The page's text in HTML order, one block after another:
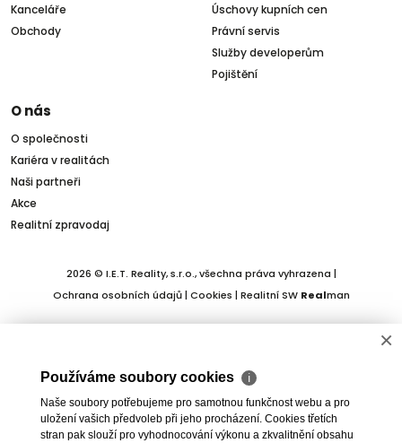
Kanceláře
Obchody
Úschovy kupních cen
Právní servis
Služby developerům
Pojištění
O nás
O společnosti
Kariéra v realitách
Naši partneři
Akce
Realitní zpravodaj
2026 © I.E.T. Reality, s.r.o., všechna práva vyhrazena |
Ochrana osobních údajů| Cookies | Realitní SW Realman
×
Používáme soubory cookies ℹ
Naše soubory potřebujeme pro samotnou funkčnost webu a pro
uložení vašich předvoleb při jeho procházení. Cookies třetích
stran pak slouží pro vyhodnocování výkonu a zkvalitnění obsahu